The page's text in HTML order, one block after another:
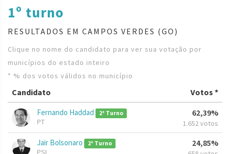
1º turno
RESULTADOS EM CAMPOS VERDES (GO)
Clique no nome do candidato para ver sua votação por
municípios do estado inteiro
* % dos votos válidos no município
Candidato Votos *
Fernando Haddad 2º Turno
PT
62,39%
1.652 votos
Jair Bolsonaro 2º Turno
PSL
24,85%